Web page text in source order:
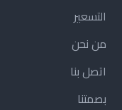
التسعير
من نحن
اتصل بنا
بصمتنا